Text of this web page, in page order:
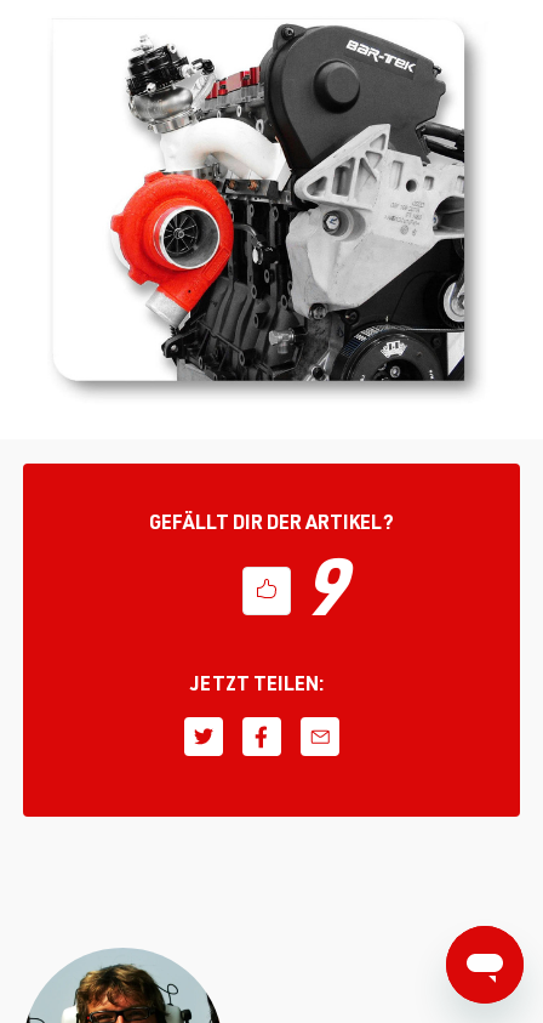
GEFÄLLT DIR DER ARTIKEL?
9
JETZT TEILEN: